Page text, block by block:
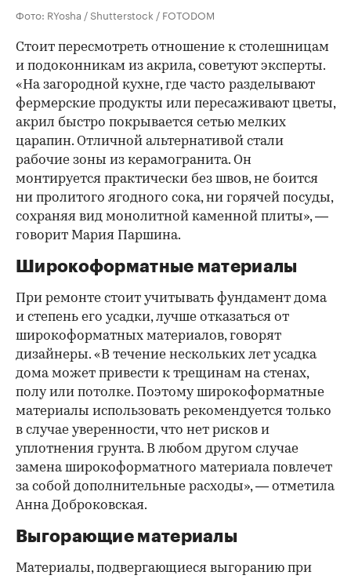
Фото: RYosha / Shutterstock / FOTODOM
Стоит пересмотреть отношение к столешницам
и подоконникам из акрила, советуют эксперты.
«На загородной кухне, где часто разделывают
фермерские продукты или пересаживают цветы,
акрил быстро покрывается сетью мелких
царапин. Отличной альтернативой стали
рабочие зоны из керамогранита. Он
монтируется практически без швов, не боится
ни пролитого ягодного сока, ни горячей посуды,
сохраняя вид монолитной каменной плиты», —
говорит Мария Паршина.
Широкоформатные материалы
При ремонте стоит учитывать фундамент дома
и степень его усадки, лучше отказаться от
широкоформатных материалов, говорят
дизайнеры. «В течение нескольких лет усадка
дома может привести к трещинам на стенах,
полу или потолке. Поэтому широкоформатные
материалы использовать рекомендуется только
в случае уверенности, что нет рисков и
уплотнения грунта. В любом другом случае
замена широкоформатного материала повлечет
за собой дополнительные расходы», — отметила
Анна Доброковская.
Выгорающие материалы
Материалы, подвергающиеся выгоранию при